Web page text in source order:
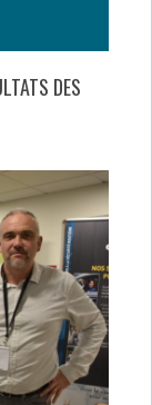
DES